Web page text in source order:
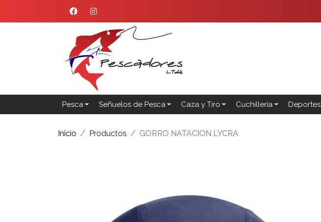
Pesca Señuelos de Pesca Caza y Tiro Cuchillería Deportes
Inicio Productos GORRO NATACION LYCRA